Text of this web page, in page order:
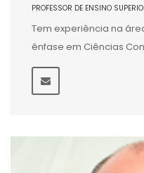
PROFESSOR DE ENSINO
Tem experiência na
ênfase em Ciências